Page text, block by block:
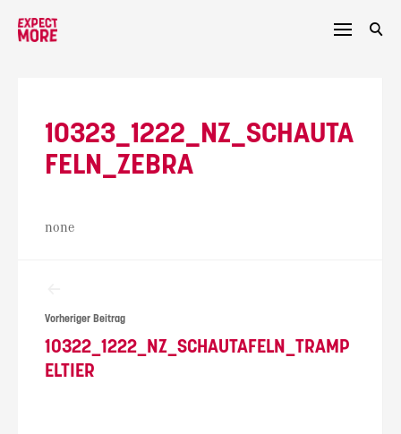
10323_1222_NZ_SCHAUTA
FELN_ZEBRA
none
Vorheriger Beitrag
10322_1222_NZ_SCHAUTAFELN_TRAMP
ELTIER